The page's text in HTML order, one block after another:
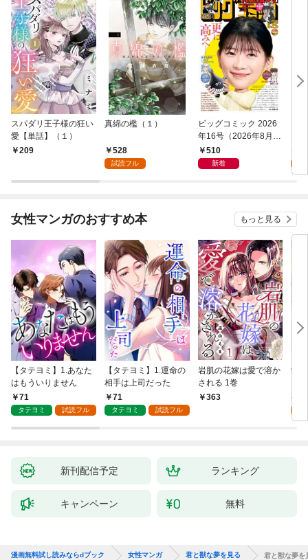
スパダリ王子様の狂い
愛【単話】（１）
209
真綿の檻（１）
528
試読フル
ビッグコミック 2026
年16号（2026年8月7
日発売）
510
新着
女性マンガのおすすめ本 もっと見る
【タテヨミ】1.あなた
はもういりません
71
タテヨミ 試読フル
【タテヨミ】1.運命の
相手は上司だった
71
タテヨミ 試読フル
岩肌の花嫁は愛で溶か
される 1巻
363
愛
新刊配信予定 ランキング
キャンペーン 無料
漫画無料試し読みならdブック 女性マンガ 君と獣な夢を見る 君と獣な夢を